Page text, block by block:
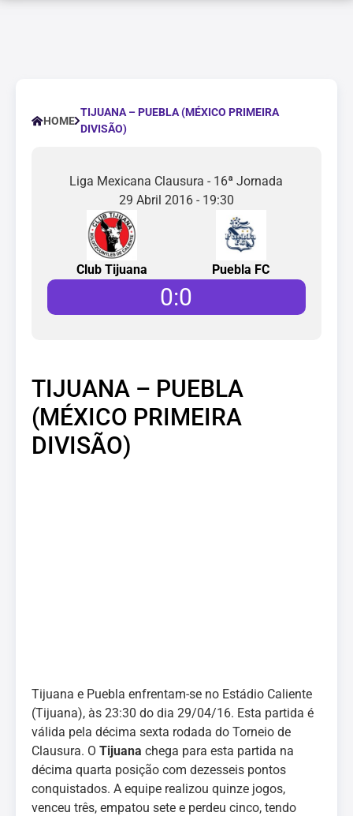
HOME
TIJUANA – PUEBLA (MÉXICO PRIMEIRA
DIVISÃO)
Liga Mexicana Clausura - 16ª Jornada
29 Abril 2016 - 19:30
Club Tijuana Puebla FC
0:0
TIJUANA – PUEBLA
(MÉXICO PRIMEIRA
DIVISÃO)
Tijuana e Puebla enfrentam-se no Estádio Caliente
(Tijuana), às 23:30 do dia 29/04/16. Esta partida é
válida pela décima sexta rodada do Torneio de
Clausura. O Tijuana chega para esta partida na
décima quarta posição com dezesseis pontos
conquistados. A equipe realizou quinze jogos,
venceu três, empatou sete e perdeu cinco, tendo